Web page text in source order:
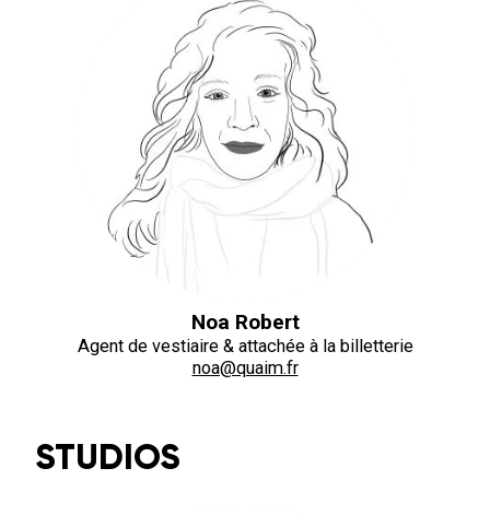
Noa Robert
Agent de vestiaire & attachée à la billetterie
noa@quaim.fr
STUDIOS